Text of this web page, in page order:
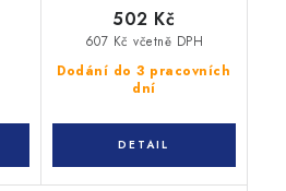
Dodání do 3 pracovních
dní
607 Kč včetně DPH
502 Kč